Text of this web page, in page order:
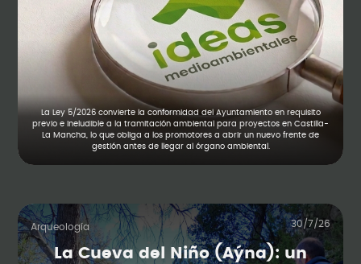
La Ley 5/2026 convierte la conformidad del Ayuntamiento en requisito
previo e ineludible a la tramitación ambiental para proyectos en Castilla-
La Mancha, lo que obliga a los promotores a abrir un nuevo frente de
gestión antes de llegar al órgano ambiental.
Arqueología 30/7/26
La Cueva del Niño (Aýna): un